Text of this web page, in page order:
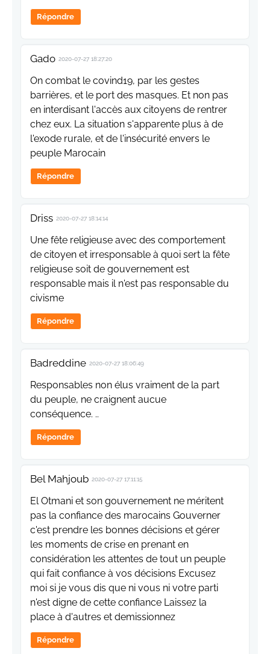
Répondre
Gado 2020-07-27 18:27:20
On combat le covind19, par les gestes
barrières, et le port des masques. Et non pas
en interdisant l'accès aux citoyens de rentrer
chez eux. La situation s'apparente plus à de
l'exode rurale, et de l'insécurité envers le
peuple Marocain
Répondre
Driss 2020-07-27 18:14:14
Une fête religieuse avec des comportement
de citoyen et irresponsable à quoi sert la fête
religieuse soit de gouvernement est
responsable mais il n'est pas responsable du
civisme
Répondre
Badreddine 2020-07-27 18:06:49
Responsables non élus vraiment de la part
du peuple, ne craignent aucue
conséquence. ..
Répondre
Bel Mahjoub 2020-07-27 17:11:15
El Otmani et son gouvernement ne méritent
pas la confiance des marocains Gouverner
c'est prendre les bonnes décisions et gérer
les moments de crise en prenant en
considération les attentes de tout un peuple
qui fait confiance à vos décisions Excusez
moi si je vous dis que ni vous ni votre parti
n'est digne de cette confiance Laissez la
place à d'autres et demissionnez
Répondre